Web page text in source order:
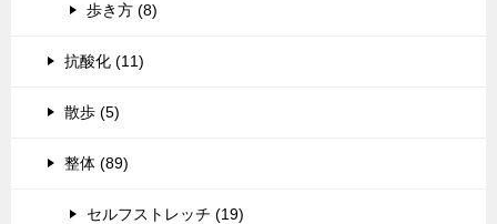
歩き方 (8)
抗酸化 (11)
散歩 (5)
整体 (89)
セルフストレッチ (19)